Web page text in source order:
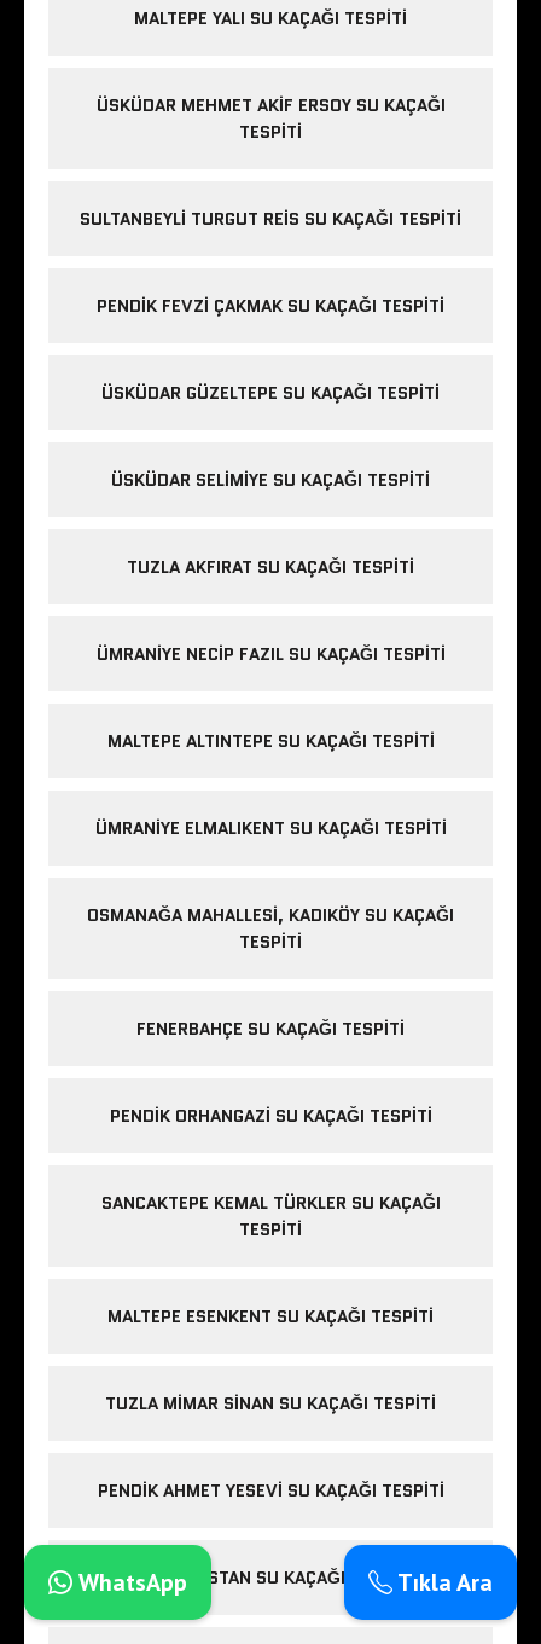
MALTEPE YALI SU KAÇAĞI TESPITI
ÜSKÜDAR MEHMET AKIF ERSOY SU KAÇAĞI
TESPITI
SULTANBEYLI TURGUT REIS SU KAÇAĞI TESPITI
PENDIK FEVZI ÇAKMAK SU KAÇAĞI TESPITI
ÜSKÜDAR GÜZELTEPE SU KAÇAĞI TESPITI
ÜSKÜDAR SELIMIYE SU KAÇAĞI TESPITI
TUZLA AKFIRAT SU KAÇAĞI TESPITI
ÜMRANIYE NECIP FAZIL SU KAÇAĞI TESPITI
MALTEPE ALTINTEPE SU KAÇAĞI TESPITI
ÜMRANIYE ELMALIKENT SU KAÇAĞI TESPITI
OSMANAĞA MAHALLESI, KADIKÖY SU KAÇAĞI
TESPITI
FENERBAHÇE SU KAÇAĞI TESPITI
PENDIK ORHANGAZI SU KAÇAĞI TESPITI
SANCAKTEPE KEMAL TÜRKLER SU KAÇAĞI
TESPITI
MALTEPE ESENKENT SU KAÇAĞI TESPITI
TUZLA MIMAR SINAN SU KAÇAĞI TESPITI
PENDIK AHMET YESEVI SU KAÇAĞI TESPITI
CADDEBOSTAN SU KAÇAĞI TESPITITıkla Ara
WhatsApp